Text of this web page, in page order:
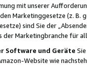
mit unserer
Marketinggesetze (z. B.
sind Sie der
der Marketingbranche für
Software und Geräte
Website wie